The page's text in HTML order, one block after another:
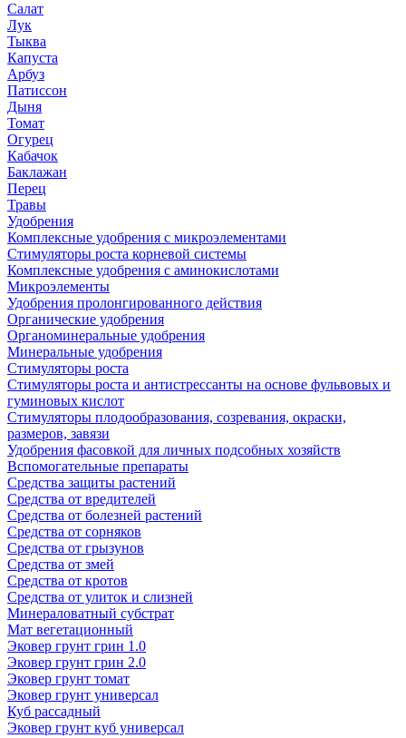
Салат
Лук
Тыква
Капуста
Арбуз
Патиссон
Дыня
Томат
Огурец
Кабачок
Баклажан
Перец
Травы
Удобрения
Комплексные удобрения с микроэлементами
Стимуляторы роста корневой системы
Комплексные удобрения с аминокислотами
Микроэлементы
Удобрения пролонгированного действия
Органические удобрения
Органоминеральные удобрения
Минеральные удобрения
Стимуляторы роста
Стимуляторы роста и антистрессанты на основе фульвовых и
гуминовых кислот
Стимуляторы плодообразования, созревания, окраски,
размеров, завязи
Удобрения фасовкой для личных подсобных хозяйств
Вспомогательные препараты
Средства защиты растений
Средства от вредителей
Средства от болезней растений
Средства от сорняков
Средства от грызунов
Средства от змей
Средства от кротов
Средства от улиток и слизней
Минераловатный субстрат
Мат вегетационный
Эковер грунт грин 1.0
Эковер грунт грин 2.0
Эковер грунт томат
Эковер грунт универсал
Куб рассадный
Эковер грунт куб универсал